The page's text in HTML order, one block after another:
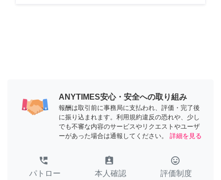
ANYTIMES安心・安全への取り組み
報酬は取引前に事務局に支払われ、評価・完了後
に振り込まれます。利用規約違反の恐れや、少し
でも不審な内容のサービスやリクエストやユーザ
ーがあった場合は通報してください。
詳細を見る
perm_phone_msg
パトロー
assignment_ind
本人確認
tag_faces
評価制度